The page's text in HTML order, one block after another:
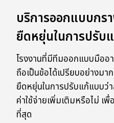
บริการออกแบบกร
ยืดหยุ่นในการปรับ
โรงงานที่มีทีมออกแบบมืออ
ถือเป็นข้อได้เปรียบอย่างม
ยืดหยุ่นในการปรับแก้แบบว่
ค่าใช้จ่ายเพิ่มเติมหรือไม่ เพื่
ที่สุด